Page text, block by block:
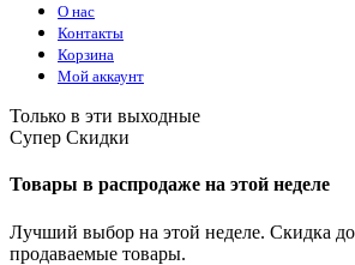
О нас
Контакты
Корзина
Мой аккаунт
Только в эти выходные
Супер Скидки
Товары в распродаже на этой неделе
Лучший выбор на этой неделе. Скидка
продаваемые товары.